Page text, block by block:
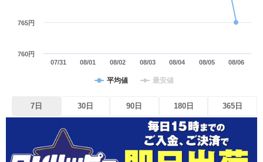
平均値 最安値
07/31 08/01 08/02 08/03 08/04 08/05 08/06
760円
765円
7日 30日 90日 180日 365日